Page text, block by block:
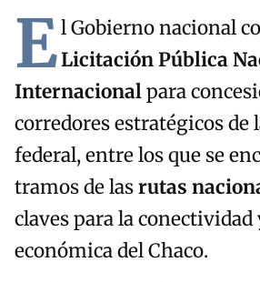
El Gobierno nacional
Licitación Pública
Internacionalpara
corredores estratégicos de
federal, entre los que se
tramos de lasrutas
claves para la
económica del Chaco.